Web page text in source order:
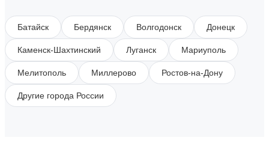
Батайск Бердянск Волгодонск Донецк
Каменск-Шахтинский Луганск Мариуполь
Мелитополь Миллерово Ростов-на-Дону
Другие города России